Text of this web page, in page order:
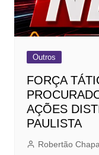
Outros
FORÇA
AÇÕES
PAULISTA
Robertão